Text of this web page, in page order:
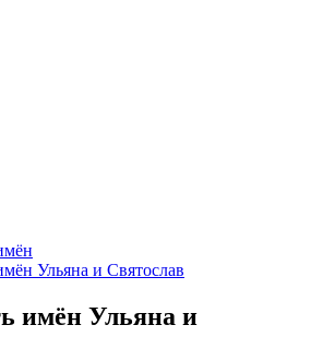
Ульяна и Святослав
имён Ульяна и